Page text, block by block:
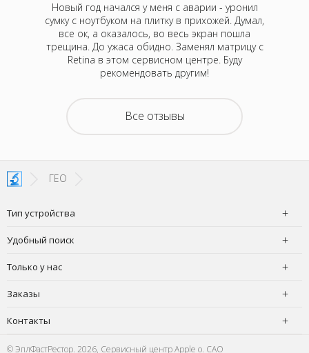
Новый год начался у меня с аварии - уронил
сумку с ноутбуком на плитку в прихожей. Думал,
все ок, а оказалось, во весь экран пошла
трещина. До ужаса обидно. Заменял матрицу с
Retina в этом сервисном центре. Буду
рекомендовать другим!
Все отзывы
ГЕО
Тип устройства
Удобный поиск
Только у нас
Заказы
Контакты
© ЭплФастРестор. 2026, Сервисный центр Apple о. САО